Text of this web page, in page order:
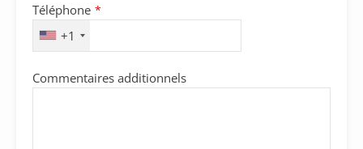
Téléphone *
+1
Commentaires additionnels